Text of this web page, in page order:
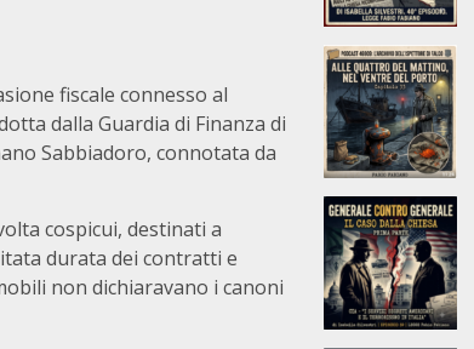
fiscale connesso al
dalla Guardia di Finanza di
Sabbiadoro, connotata da
cospicui, destinati a
durata dei contratti e
non dichiaravano i canoni